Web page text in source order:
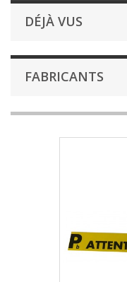
DÉJÀ VUS
FABRICANTS